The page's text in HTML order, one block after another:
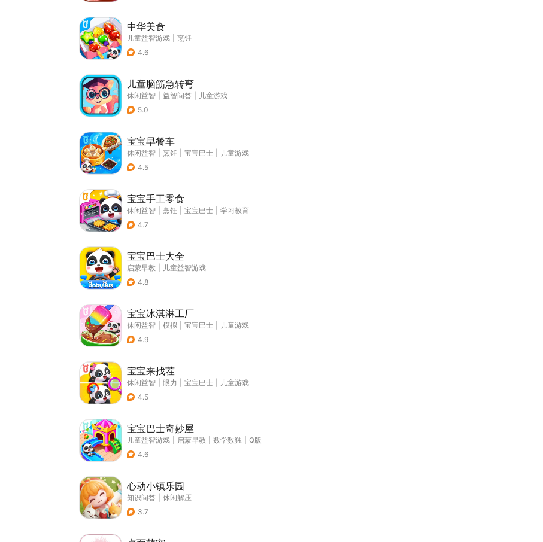
中华美食
儿童益智游戏
烹饪
4.6
儿童脑筋急转弯
休闲益智 益智问答
儿童游戏
5.0
宝宝早餐车
休闲益智 烹饪 宝宝巴士
儿童游戏
4.5
宝宝手工零食
休闲益智 烹饪 宝宝巴士
学习教育
4.7
宝宝巴士大全
启蒙早教
儿童益智游戏
4.8
宝宝冰淇淋工厂
休闲益智 模拟 宝宝巴士
儿童游戏
4.9
宝宝来找茬
休闲益智 眼力 宝宝巴士
儿童游戏
4.5
宝宝巴士奇妙屋
儿童益智游戏 启蒙早教 数学数独
Q版
4.6
心动小镇乐园
知识问答
休闲解压
3.7